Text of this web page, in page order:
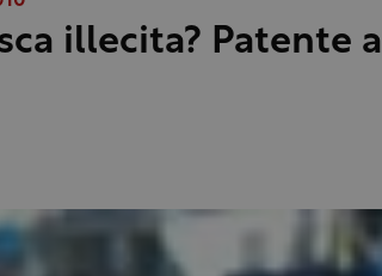
illecita? Patente a